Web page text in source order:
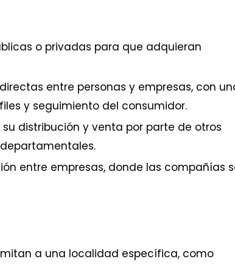
o privadas para que adquieran
entre personas y empresas, con
y seguimiento del consumidor.
distribución y venta por parte de otros
entre empresas, donde las compañías
a una localidad específica, como